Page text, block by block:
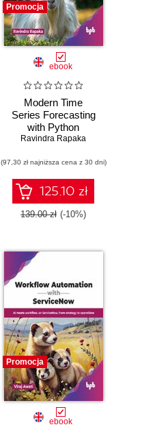
Promocja
ebook
Modern Time
Series Forecasting
with Python
Ravindra Rapaka
(97,30 zł najniższa cena z 30 dni)
125.10 zł
139.00 zł (-10%)
Promocja
ebook